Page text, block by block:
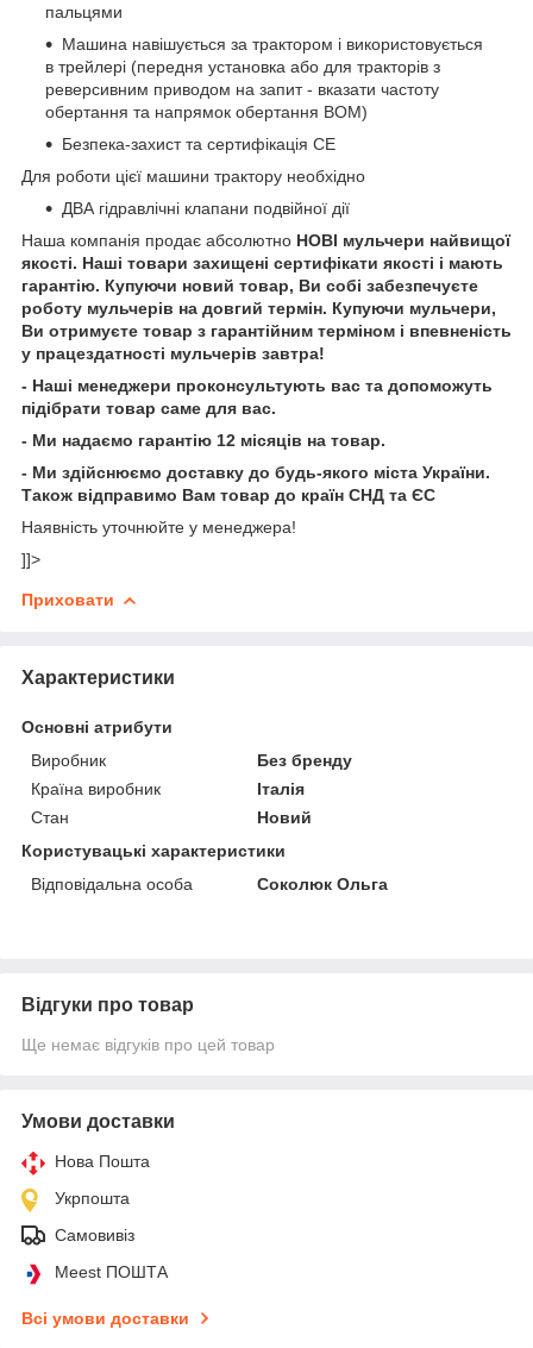
пальцями
Машина навішується за трактором і використовується
в трейлері (передня установка або для тракторів з
реверсивним приводом на запит - вказати частоту
обертання та напрямок обертання ВОМ)
Безпека-захист та сертифікація CE
Для роботи цієї машини трактору необхідно
ДВА гідравлічні клапани подвійної дії
Наша компанія продає абсолютно НОВІ мульчери найвищої
якості. Наші товари захищені сертифікати якості і мають
гарантію. Купуючи новий товар, Ви собі забезпечуєте
роботу мульчерів на довгий термін. Купуючи мульчери,
Ви отримуєте товар з гарантійним терміном і впевненість
у працездатності мульчерів завтра!
- Наші менеджери проконсультують вас та допоможуть
підібрати товар саме для вас.
- Ми надаємо гарантію 12 місяців на товар.
- Ми здійснюємо доставку до будь-якого міста України.
Також відправимо Вам товар до країн СНД та ЄС
Наявність уточнюйте у менеджера!
]]>
Приховати
Характеристики
Основні атрибути
Виробник
Без бренду
Країна виробник
Італія
Стан
Новий
Користувацькі характеристики
Відповідальна особа
Соколюк Ольга
Відгуки про товар
Ще немає відгуків про цей товар
Умови доставки
Нова Пошта
Укрпошта
Самовивіз
Meest ПОШТА
Всі умови доставки